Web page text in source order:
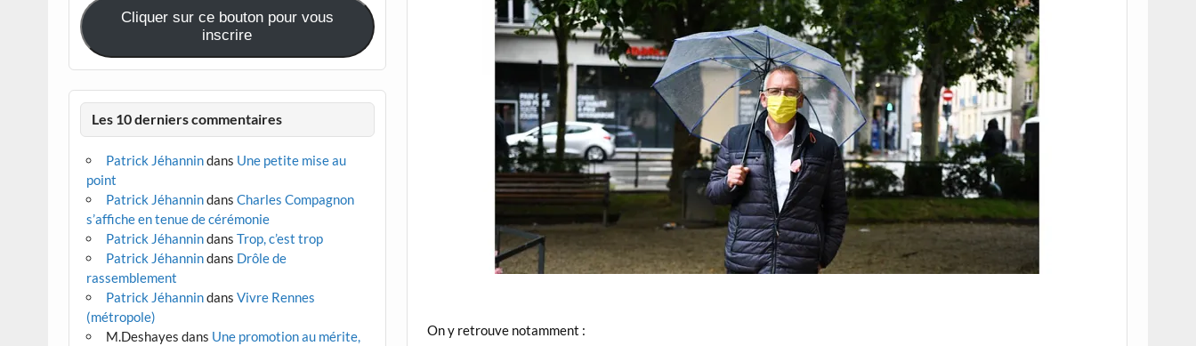
On y retrouve notamment :
Cliquer sur ce bouton pour vous
inscrire
Les 10 derniers commentaires
Patrick Jéhannindans Une petite mise au
point
Patrick Jéhannindans Charles Compagnon
s’affiche en tenue de cérémonie
Patrick Jéhannindans Trop, c’est trop
Patrick Jéhannindans Drôle de
rassemblement
Patrick Jéhannindans Vivre Rennes
(métropole)
M.Deshayes dans Une promotion au mérite,